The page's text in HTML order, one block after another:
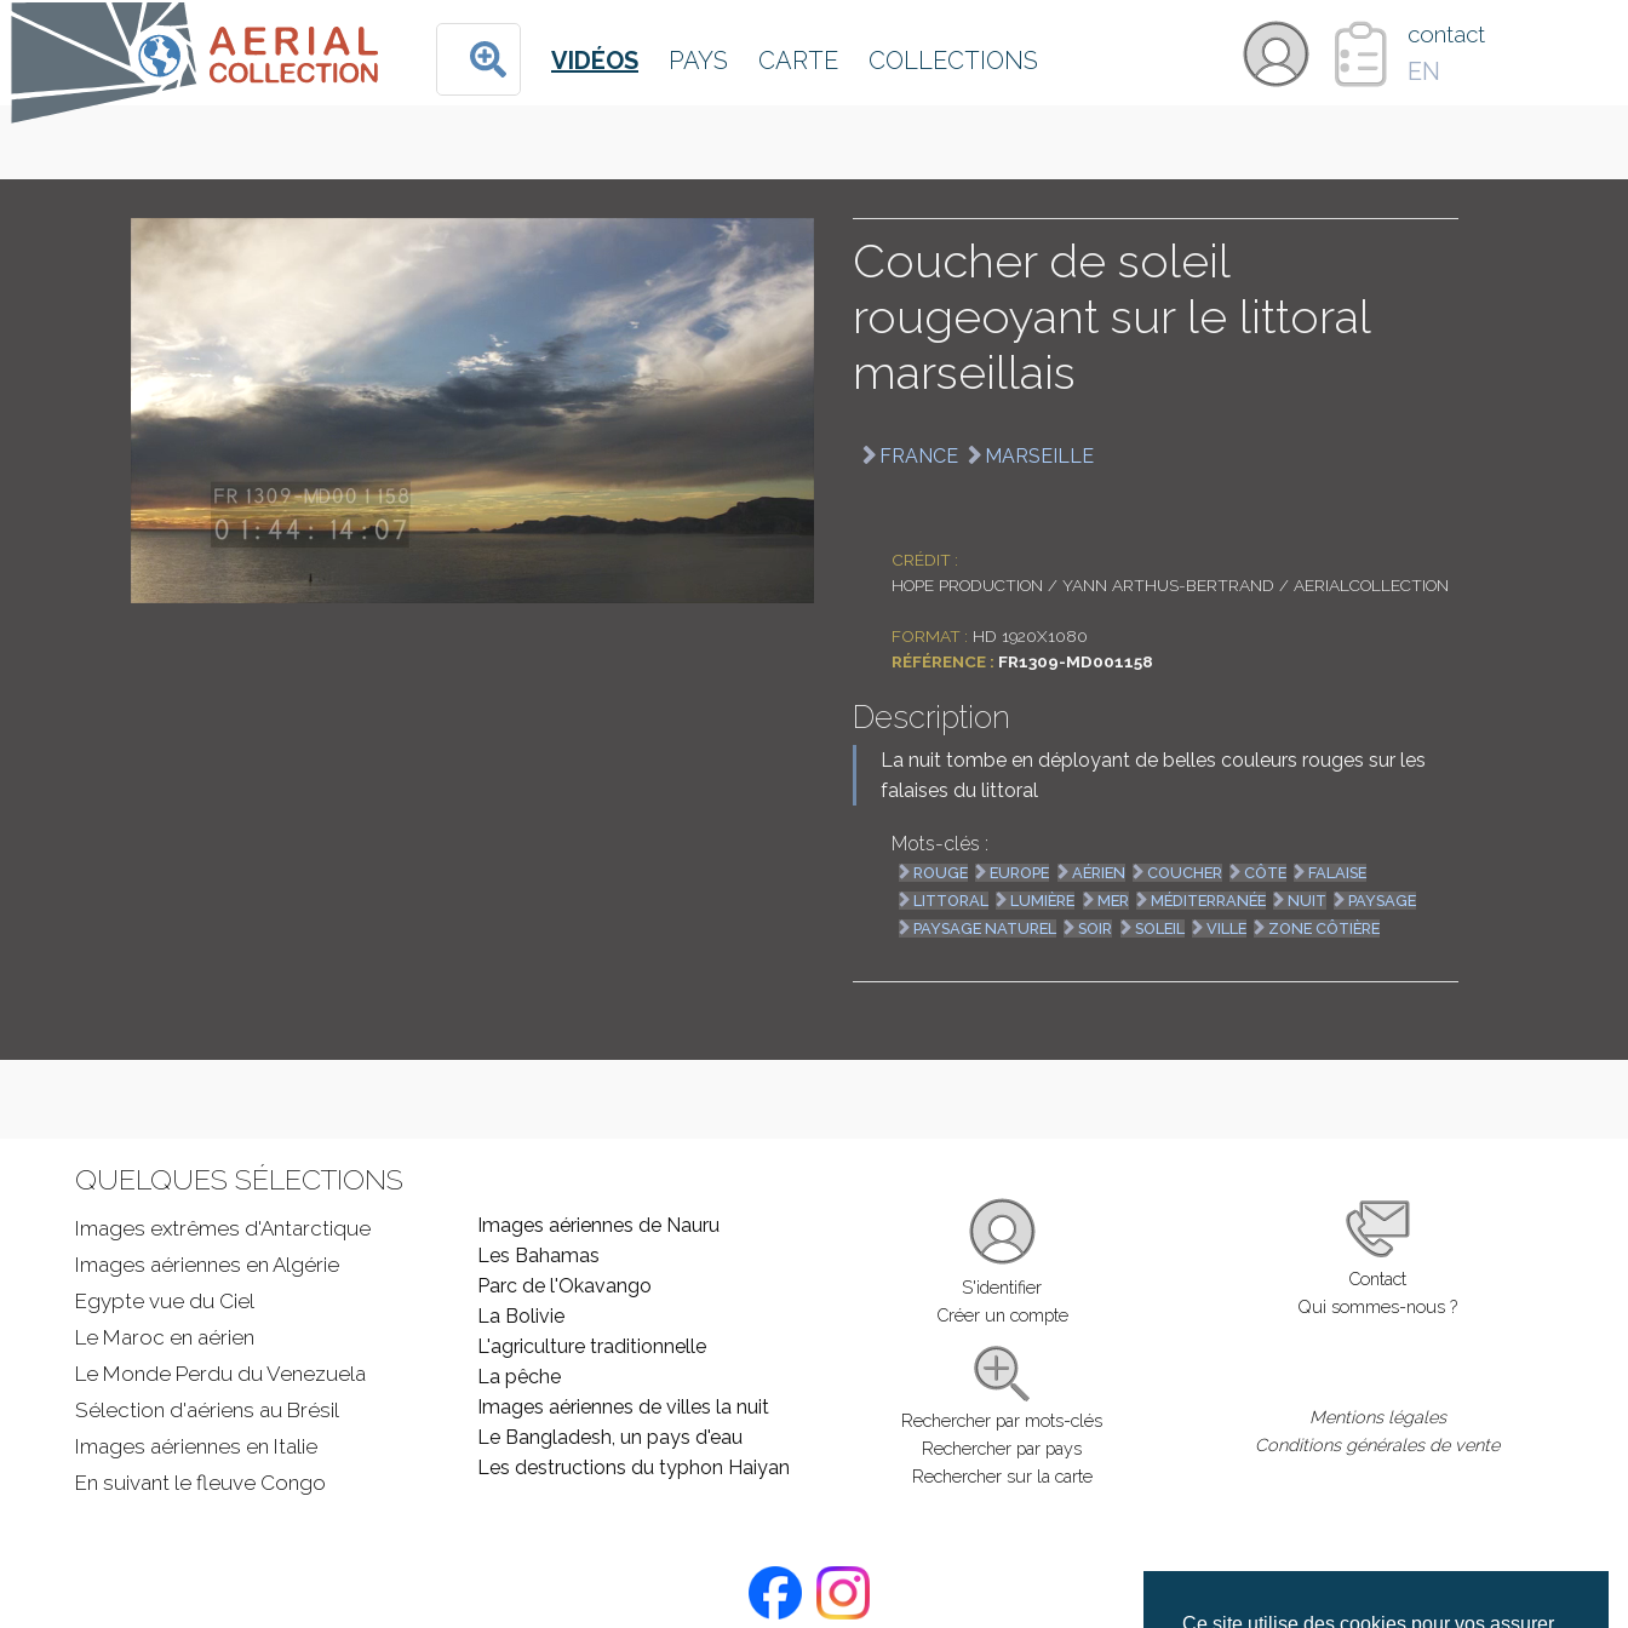
VIDÉOS PAYS CARTE COLLECTIONS
contact
EN
Coucher de soleil
rougeoyant sur le littoral
marseillais
FRANCE MARSEILLE
CRÉDIT :
HOPE PRODUCTION / YANN ARTHUS-BERTRAND / AERIALCOLLECTION
FORMAT : HD 1920X1080
RÉFÉRENCE : FR1309-MD001158
Description
La nuit tombe en déployant de belles couleurs rouges sur les
falaises du littoral
Mots-clés :
ROUGE EUROPE AÉRIEN COUCHER CÔTE
FALAISE
LITTORAL
LUMIÈRE MER MÉDITERRANÉE NUIT
PAYSAGE
PAYSAGE NATUREL
SOIR SOLEIL VILLE ZONE CÔTIÈRE
QUELQUES SÉLECTIONS
Images extrêmes d'Antarctique
Images aériennes en Algérie
Egypte vue du Ciel
Le Maroc en aérien
Le Monde Perdu du Venezuela
Sélection d'aériens au Brésil
Images aériennes en Italie
En suivant le fleuve Congo
Images aériennes de Nauru
Les Bahamas
Parc de l'Okavango
La Bolivie
L'agriculture traditionnelle
La pêche
Images aériennes de villes la nuit
Le Bangladesh, un pays d'eau
Les destructions du typhon Haiyan
S'identifier
Créer un compte
Rechercher par mots-clés
Rechercher par pays
Rechercher sur la carte
Contact
Qui sommes-nous ?
Mentions légales
Conditions générales de vente